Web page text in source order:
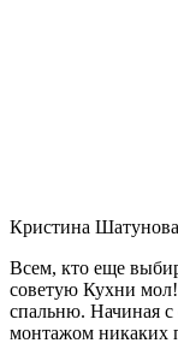
Кристина Шатунова
Всем, кто еще
советую Кухни
спальню. Начиная с
монтажом никаких